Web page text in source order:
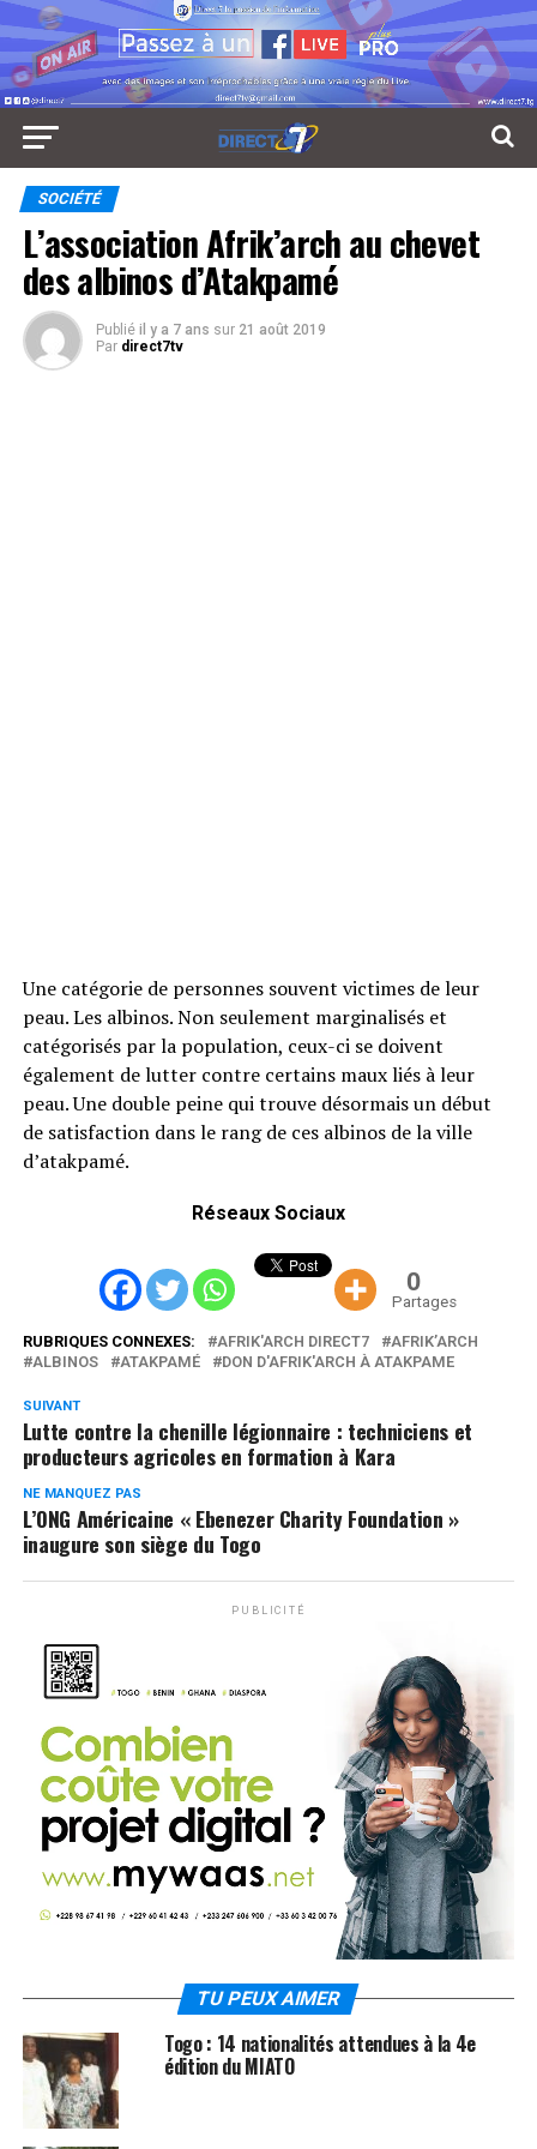
SOCIÉTÉ
L’association Afrik’arch au chevet
des albinos d’Atakpamé
Publié il y a 7 ans sur 21 août 2019
Par direct7tv
Une catégorie de personnes souvent victimes de leur
peau. Les albinos. Non seulement marginalisés et
catégorisés par la population, ceux-ci se doivent
également de lutter contre certains maux liés à leur
peau. Une double peine qui trouve désormais un début
de satisfaction dans le rang de ces albinos de la ville
d’atakpamé.
Réseaux Sociaux
0
Partages
RUBRIQUES CONNEXES: AFRIK'ARCH DIRECT7
AFRIK’ARCH
ALBINOS
ATAKPAMÉ DON D'AFRIK'ARCH À ATAKPAME
SUIVANT
Lutte contre la chenille légionnaire : techniciens et
producteurs agricoles en formation à Kara
NE MANQUEZ PAS
L’ONG Américaine « Ebenezer Charity Foundation »
inaugure son siège du Togo
PUBLICITÉ
TU PEUX AIMER
Togo : 14 nationalités attendues à la 4e
édition du MIATO